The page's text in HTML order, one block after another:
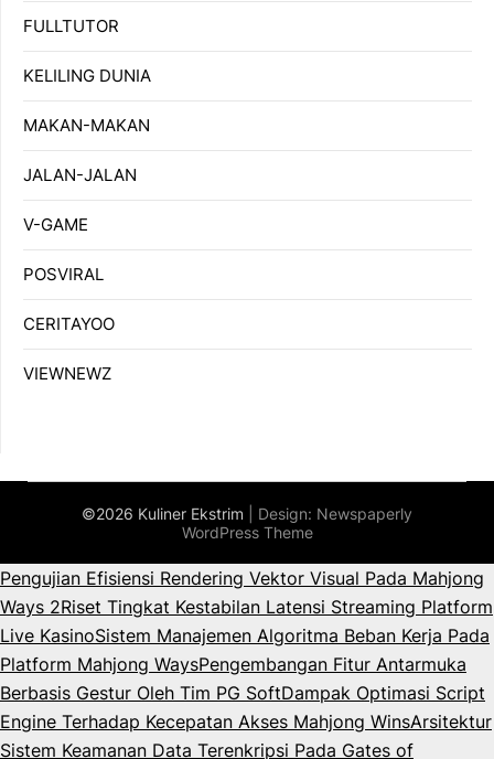
FULLTUTOR
KELILING DUNIA
MAKAN-MAKAN
JALAN-JALAN
V-GAME
POSVIRAL
CERITAYOO
VIEWNEWZ
©2026 Kuliner Ekstrim | Design: Newspaperly
WordPress Theme
Pengujian Efisiensi Rendering Vektor Visual Pada Mahjong
Ways 2Riset Tingkat Kestabilan Latensi Streaming Platform
Live KasinoSistem Manajemen Algoritma Beban Kerja Pada
Platform Mahjong WaysPengembangan Fitur Antarmuka
Berbasis Gestur Oleh Tim PG SoftDampak Optimasi Script
Engine Terhadap Kecepatan Akses Mahjong WinsArsitektur
Sistem Keamanan Data Terenkripsi Pada Gates of